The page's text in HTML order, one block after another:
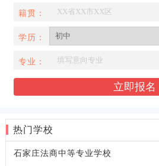
籍贯：
学历：
专业：
热门学校
石家庄法商中等专业学校